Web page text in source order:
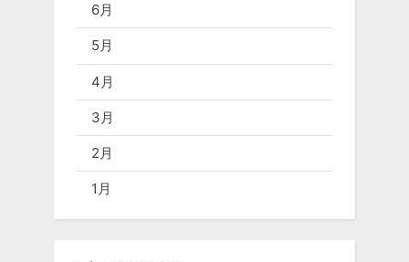
6月
5月
4月
3月
2月
1月